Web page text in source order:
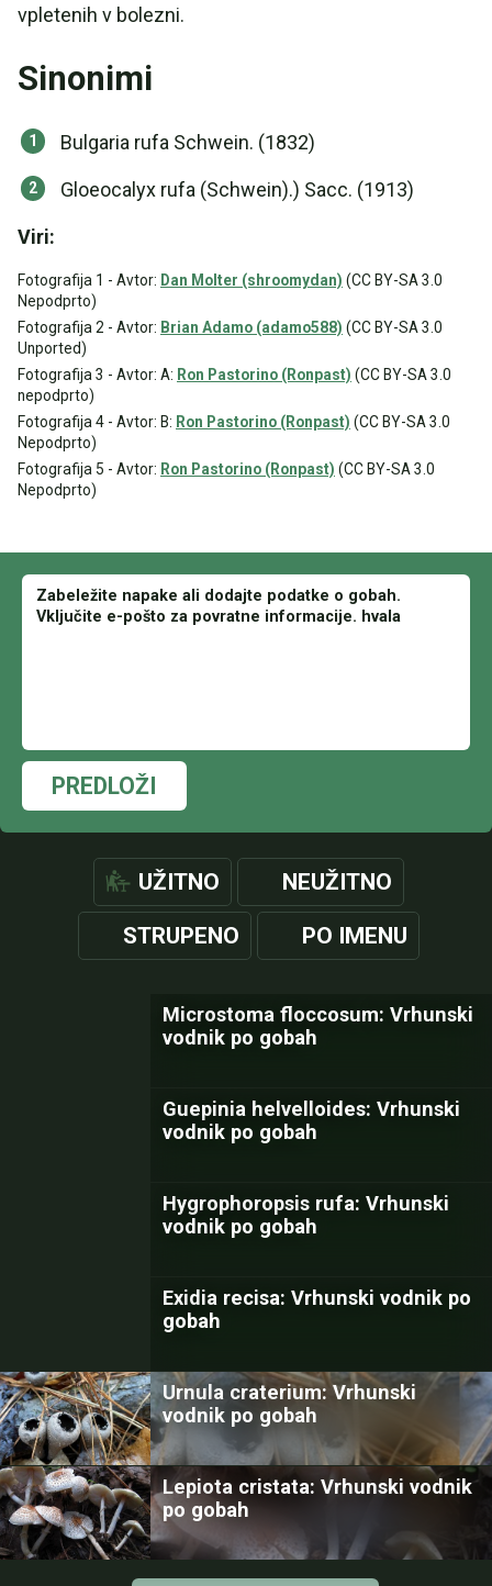
vpletenih v bolezni.
Sinonimi
Bulgaria rufa Schwein. (1832)
Gloeocalyx rufa (Schwein).) Sacc. (1913)
Viri:
Fotografija 1 - Avtor: Dan Molter (shroomydan) (CC BY-SA 3.0
Nepodprto)
Fotografija 2 - Avtor: Brian Adamo (adamo588) (CC BY-SA 3.0
Unported)
Fotografija 3 - Avtor: A: Ron Pastorino (Ronpast) (CC BY-SA 3.0
nepodprto)
Fotografija 4 - Avtor: B: Ron Pastorino (Ronpast) (CC BY-SA 3.0
Nepodprto)
Fotografija 5 - Avtor: Ron Pastorino (Ronpast) (CC BY-SA 3.0
Nepodprto)
PREDLOŽI
UŽITNO NEUŽITNO
STRUPENO PO IMENU
Microstoma floccosum: Vrhunski
vodnik po gobah
Guepinia helvelloides: Vrhunski
vodnik po gobah
Hygrophoropsis rufa: Vrhunski
vodnik po gobah
Exidia recisa: Vrhunski vodnik po
gobah
Urnula craterium: Vrhunski
vodnik po gobah
Lepiota cristata: Vrhunski vodnik
po gobah